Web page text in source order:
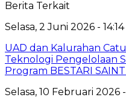
Berita Terkait
Selasa, 2 Juni 2026 -
UAD dan Kalurahan
Teknologi Pengelolaan
Program BESTARI
Selasa, 10 Februari 2026 -